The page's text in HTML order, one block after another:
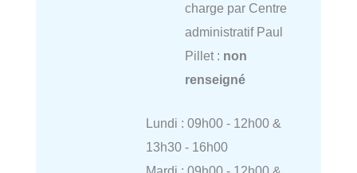
charge par Centre
administratif Paul
Pillet : non
renseigné
Lundi : 09h00 - 12h00 &
13h30 - 16h00